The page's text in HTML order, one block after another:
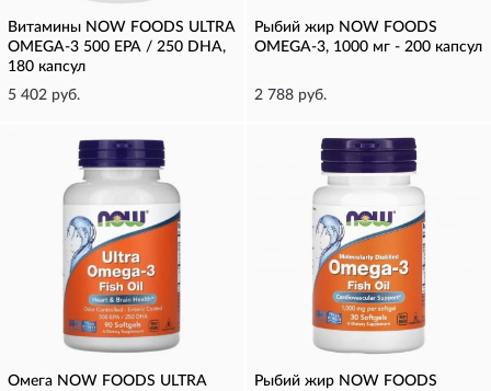
Витамины NOW FOODS ULTRA
OMEGA-3 500 EPA / 250 DHA,
180 капсул
5 402 руб.
Рыбий жир NOW FOODS
OMEGA-3, 1000 мг - 200 капсул
2 788 руб.
Омега NOW FOODS ULTRA
Рыбий жир NOW FOODS